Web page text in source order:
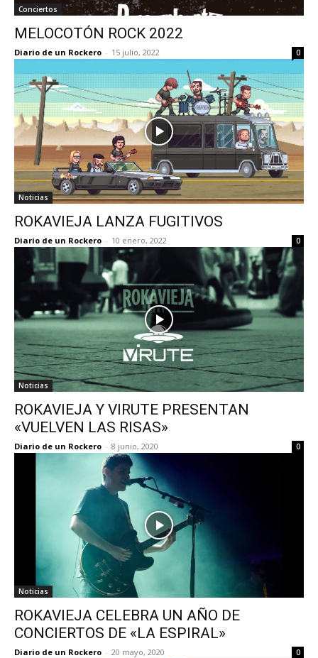
Conciertos
MELOCOTÓN ROCK 2022
Diario de un Rockero - 15 julio, 2022 0
Noticias
ROKAVIEJA LANZA FUGITIVOS
Diario de un Rockero - 10 enero, 2022 0
Noticias
ROKAVIEJA Y VIRUTE PRESENTAN
«VUELVEN LAS RISAS»
Diario de un Rockero - 8 junio, 2020 0
Noticias
ROKAVIEJA CELEBRA UN AÑO DE
CONCIERTOS DE «LA ESPIRAL»
Diario de un Rockero - 20 mayo, 2020 0